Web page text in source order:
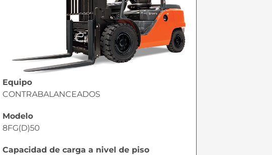
Equipo
CONTRABALANCEADOS
Modelo
8FG(D)50
Capacidad de carga a nivel de piso